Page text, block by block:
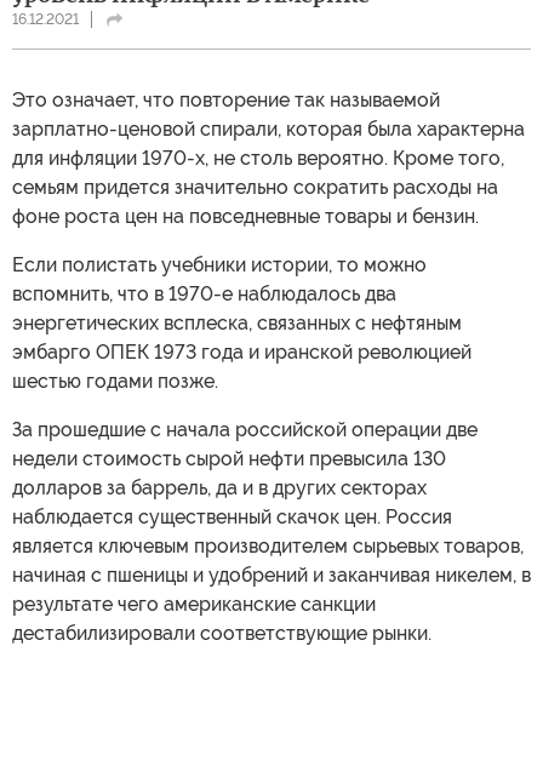
16.12.2021
Это означает, что повторение так называемой
зарплатно-ценовой спирали, которая была характерна
для инфляции 1970-х, не столь вероятно. Кроме того,
семьям придется значительно сократить расходы на
фоне роста цен на повседневные товары и бензин.
Если полистать учебники истории, то можно
вспомнить, что в 1970-е наблюдалось два
энергетических всплеска, связанных с нефтяным
эмбарго ОПЕК 1973 года и иранской революцией
шестью годами позже.
За прошедшие с начала российской операции две
недели стоимость сырой нефти превысила 130
долларов за баррель, да и в других секторах
наблюдается существенный скачок цен. Россия
является ключевым производителем сырьевых товаров,
начиная с пшеницы и удобрений и заканчивая никелем, в
результате чего американские санкции
дестабилизировали соответствующие рынки.